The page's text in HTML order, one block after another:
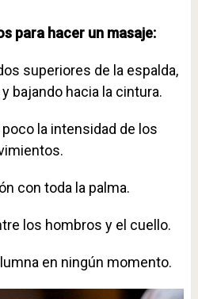
para hacer un masaje:
superiores de la espalda,
bajando hacia la cintura.
la intensidad de los
con toda la palma.
los hombros y el cuello.
en ningún momento.